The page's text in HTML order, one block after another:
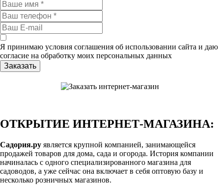
Я принимаю условия соглашения об использовании сайта и даю
согласие на обработку моих персональных данных
ОТКРЫТИЕ ИНТЕРНЕТ-МАГАЗИНА:
Садория.ру является крупной компанией, занимающейся
продажей товаров для дома, сада и огорода. История компании
начиналась с одного специализированного магазина для
садоводов, а уже сейчас она включает в себя оптовую базу и
несколько розничных магазинов.